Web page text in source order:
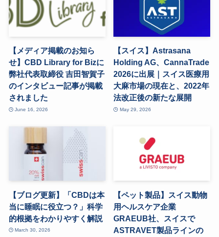
【メディア掲載のお知ら
せ】CBD Library for Bizに
弊社代表取締役 吉田智賀子
のインタビュー記事が掲載
されました
June 16, 2026
【スイス】Astrasana
Holding AG、CannaTrade
2026に出展｜スイス医療用
大麻市場の現在と、2022年
法改正後の新たな展開
May 29, 2026
【ブログ更新】「CBDは本
当に睡眠に役立つ？」科学
的根拠をわかりやすく解説
March 30, 2026
【ペット製品】スイス動物
用ヘルスケア企業
GRAEUB社、スイスで
ASTRAVET製品ラインの